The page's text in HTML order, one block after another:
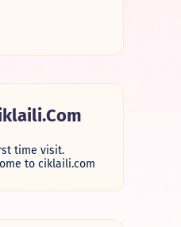
time visit.
to ciklaili.com